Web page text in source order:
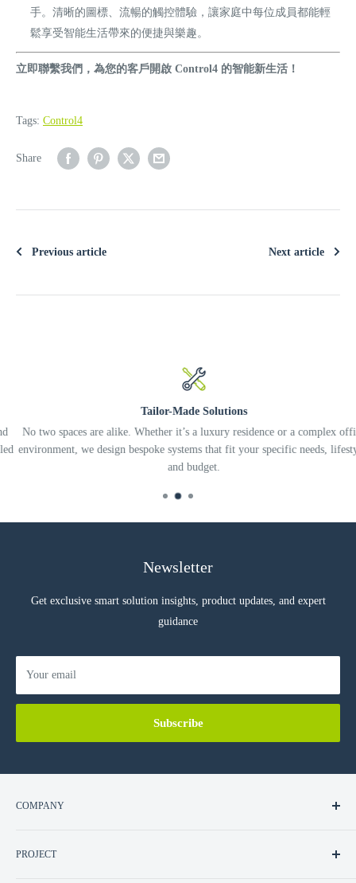
手。清晰的圖標、流暢的觸控體驗，讓家庭中每位成員都能輕
鬆享受智能生活帶來的便捷與樂趣。
立即聯繫我們，為您的客戶開啟 Control4 的智能新生活！
Tags: Control4
Share
Previous article Next article
Tailor-Made Solutions
No two spaces are alike. Whether it’s a luxury residence or a complex office
environment, we design bespoke systems that fit your specific needs, lifestyle,
and budget.
Newsletter
Get exclusive smart solution insights, product updates, and expert
guidance
Your email
Subscribe
COMPANY
Contact Us
PROJECT